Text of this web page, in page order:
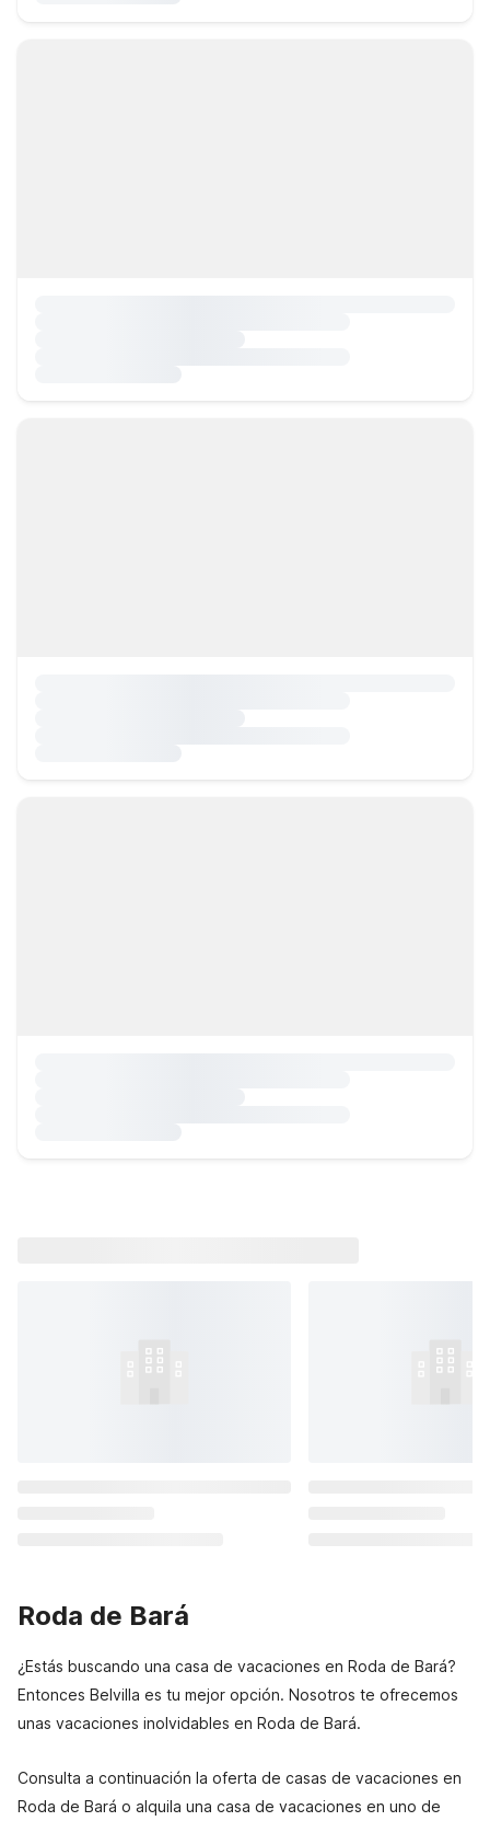
Roda de Bará
¿Estás buscando una casa de vacaciones en Roda de Bará?
Entonces Belvilla es tu mejor opción. Nosotros te ofrecemos
unas vacaciones inolvidables en Roda de Bará.
Consulta a continuación la oferta de casas de vacaciones en
Roda de Bará o alquila una casa de vacaciones en uno de